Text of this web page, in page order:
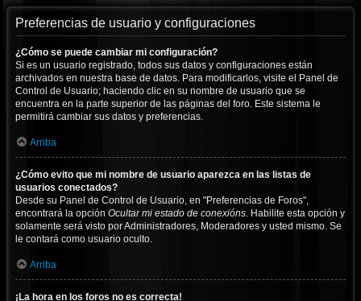
Preferencias de usuario y configuraciones
¿Cómo se puede cambiar mi configuración?
Si es un usuario registrado, todos sus datos y configuraciones están
archivados en nuestra base de datos. Para modificarlos, visite el Panel de
Control de Usuario; haciendo clic en su nombre de usuario que se
encuentra en la parte superior de las páginas del foro. Este sistema le
permitirá cambiar sus datos y preferencias.
Arriba
¿Cómo evito que mi nombre de usuario aparezca en las listas de
usuarios conectados?
Desde su Panel de Control de Usuario, en "Preferencias de Foros",
encontrará la opción Ocultar mi estado de conexións. Habilite esta opción y
solamente será visto por Administradores, Moderadores y usted mismo. Se
le contará como usuario oculto.
Arriba
¡La hora en los foros no es correcta!